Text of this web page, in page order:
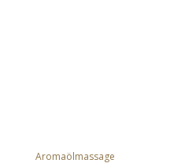
Aromaölmassage